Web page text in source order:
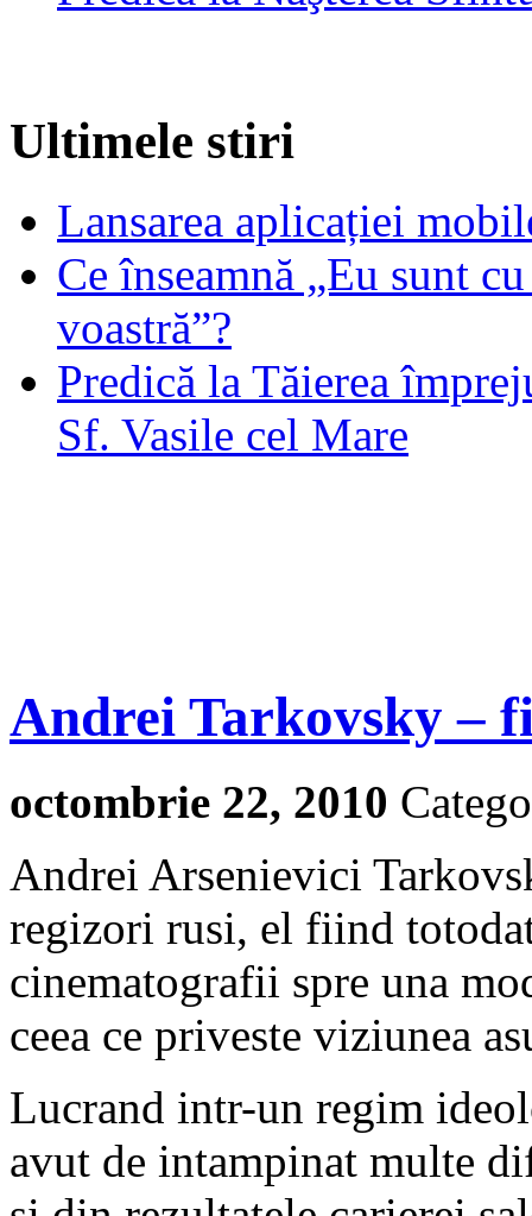
Ultimele stiri
Lansarea aplicației
Ce înseamnă „Eu sunt
voastră”?
Predică la Tăierea
Sf. Vasile cel Mare
Andrei Tarkovsky –
octombrie 22, 2010
Andrei Arsenievici
regizori rusi, el fiind
cinematografii spre una
ceea ce priveste viziunea
Lucrand intr-un regim
avut de intampinat multe